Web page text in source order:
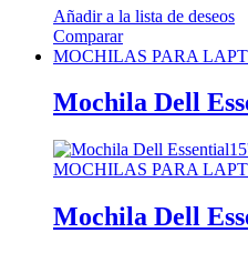
Añadir a la lista de deseos
Comparar
MOCHILAS PARA
Mochila Dell
MOCHILAS PARA
Mochila Dell